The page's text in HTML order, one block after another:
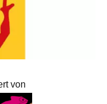
von